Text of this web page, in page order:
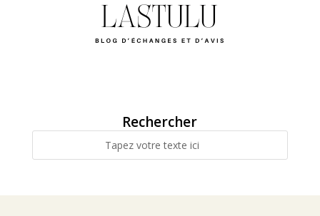
Rechercher